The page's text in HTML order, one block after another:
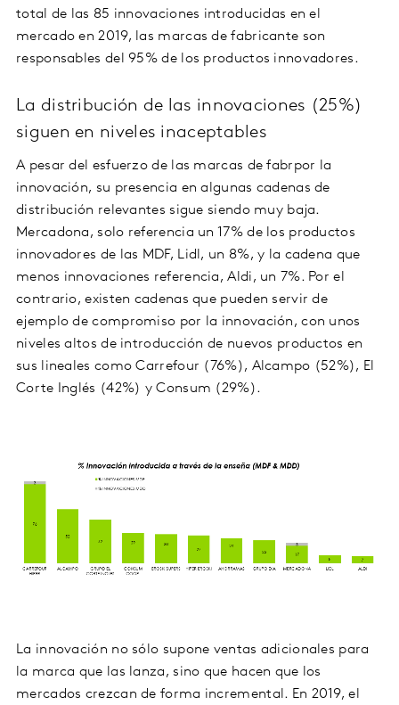
total de las 85 innovaciones introducidas en el
mercado en 2019, las marcas de fabricante son
responsables del 95% de los productos innovadores.
La distribución de las innovaciones (25%)
siguen en niveles inaceptables
A pesar del esfuerzo de las marcas de fabrpor la
innovación, su presencia en algunas cadenas de
distribución relevantes sigue siendo muy baja.
Mercadona, solo referencia un 17% de los productos
innovadores de las MDF, Lidl, un 8%, y la cadena que
menos innovaciones referencia, Aldi, un 7%. Por el
contrario, existen cadenas que pueden servir de
ejemplo de compromiso por la innovación, con unos
niveles altos de introducción de nuevos productos en
sus lineales como Carrefour (76%), Alcampo (52%), El
Corte Inglés (42%) y Consum (29%).
La innovación no sólo supone ventas adicionales para
la marca que las lanza, sino que hacen que los
mercados crezcan de forma incremental. En 2019, el